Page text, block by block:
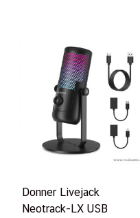
Donner Livejack
Neotrack-LX USB